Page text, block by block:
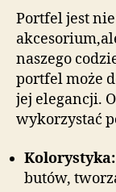
Portfel jest
naszego
portfel może
jej elegancji.
wykorzystać
Kolorystyka:
butów,